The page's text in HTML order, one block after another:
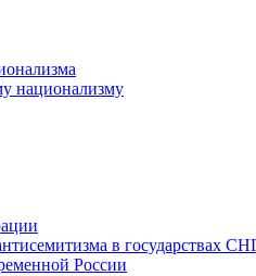
национализму
в государствах
России